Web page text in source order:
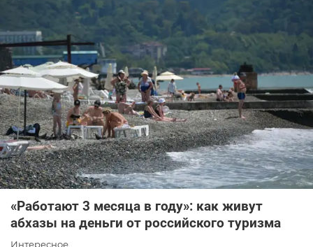
«Работают 3 месяца в году»: как живут
абхазы на деньги от российского туризма
Интересное